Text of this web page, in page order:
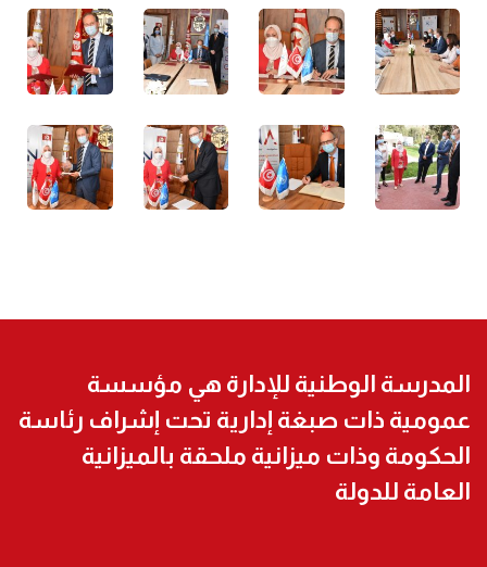
المدرسة الوطنية للإدارة هي مؤسسة
عمومية ذات صبغة إدارية تحت إشراف رئاسة
الحكومة وذات ميزانية ملحقة بالميزانية
العامة للدولة